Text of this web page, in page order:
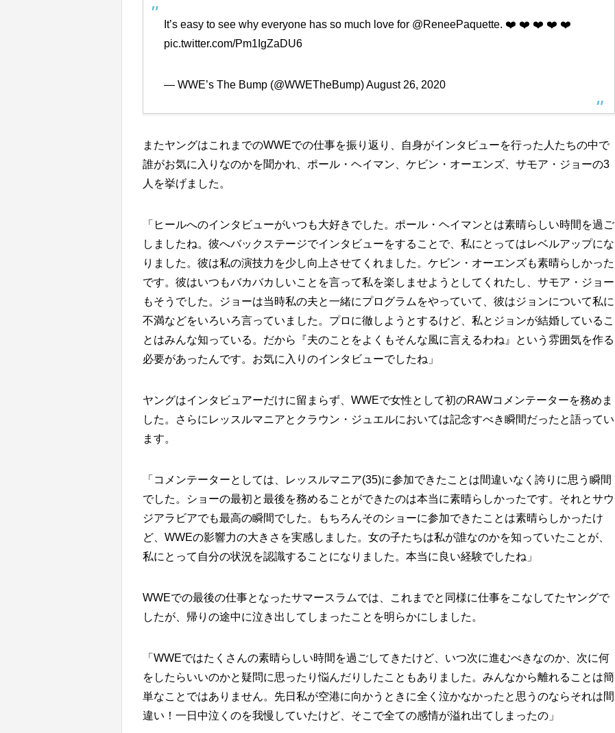
It’s easy to see why everyone has so much love for @ReneePaquette. ❤️ ❤️ ❤️ ❤️ ❤️
pic.twitter.com/Pm1IgZaDU6
— WWE’s The Bump (@WWETheBump)August 26, 2020
またヤングはこれまでのWWEでの仕事を振り返り、自身がインタビューを行った人たちの中で
誰がお気に入りなのかを聞かれ、ポール・ヘイマン、ケビン・オーエンズ、サモア・ジョーの3
人を挙げました。
「ヒールへのインタビューがいつも大好きでした。ポール・ヘイマンとは素晴らしい時間を過ご
しましたね。彼へバックステージでインタビューをすることで、私にとってはレベルアップにな
りました。彼は私の演技力を少し向上させてくれました。ケビン・オーエンズも素晴らしかった
です。彼はいつもバカバカしいことを言って私を楽しませようとしてくれたし、サモア・ジョー
もそうでした。ジョーは当時私の夫と一緒にプログラムをやっていて、彼はジョンについて私に
不満などをいろいろ言っていました。プロに徹しようとするけど、私とジョンが結婚しているこ
とはみんな知っている。だから『夫のことをよくもそんな風に言えるわね』という雰囲気を作る
必要があったんです。お気に入りのインタビューでしたね」
ヤングはインタビュアーだけに留まらず、WWEで女性として初のRAWコメンテーターを務めま
した。さらにレッスルマニアとクラウン・ジュエルにおいては記念すべき瞬間だったと語ってい
ます。
「コメンテーターとしては、レッスルマニア(35)に参加できたことは間違いなく誇りに思う瞬間
でした。ショーの最初と最後を務めることができたのは本当に素晴らしかったです。それとサウ
ジアラビアでも最高の瞬間でした。もちろんそのショーに参加できたことは素晴らしかったけ
ど、WWEの影響力の大きさを実感しました。女の子たちは私が誰なのかを知っていたことが、
私にとって自分の状況を認識することになりました。本当に良い経験でしたね」
WWEでの最後の仕事となったサマースラムでは、これまでと同様に仕事をこなしてたヤングで
したが、帰りの途中に泣き出してしまったことを明らかにしました。
「WWEではたくさんの素晴らしい時間を過ごしてきたけど、いつ次に進むべきなのか、次に何
をしたらいいのかと疑問に思ったり悩んだりしたこともありました。みんなから離れることは簡
単なことではありません。先日私が空港に向かうときに全く泣かなかったと思うのならそれは間
違い！一日中泣くのを我慢していたけど、そこで全ての感情が溢れ出てしまったの」